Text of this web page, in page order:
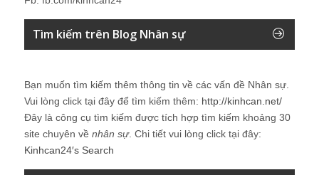
Tìm kiếm trên Blog Nhân sự
Bạn muốn tìm kiếm thêm thông tin về các vấn đề Nhân sự
Vui lòng click tại đây để tìm kiếm thêm: http://kinhcan.net/
Đây là công cụ tìm kiếm được tích hợp tìm kiếm khoảng 30
site chuyên về nhân sự. Chi tiết vui lòng click tại đây:
Kinhcan24′s Search